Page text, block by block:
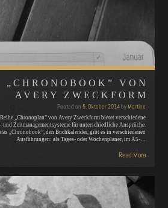
„CHRONOBOOK” VON
AVERY ZWECKFORM
Posted on 5. Oktober 2014byMartine
„Chronoplan” von Avery Zweckform bietet verschiedene
und Zeitmanagementsysteme für unterschiedliche Ansprüche.
„Chronobook”, den Buchkalender, gibt es in verschiedenen
Ausführungen: als Tages- oder Wochenplaner, im A5-…
Read More